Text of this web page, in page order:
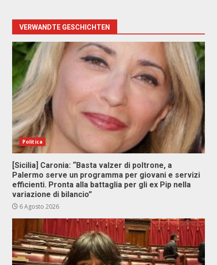
VERWANDTE GESCHICHTEN
Politica
[Sicilia] Caronia: “Basta valzer di poltrone, a
Palermo serve un programma per giovani e servizi
efficienti. Pronta alla battaglia per gli ex Pip nella
variazione di bilancio”
6 Agosto 2026